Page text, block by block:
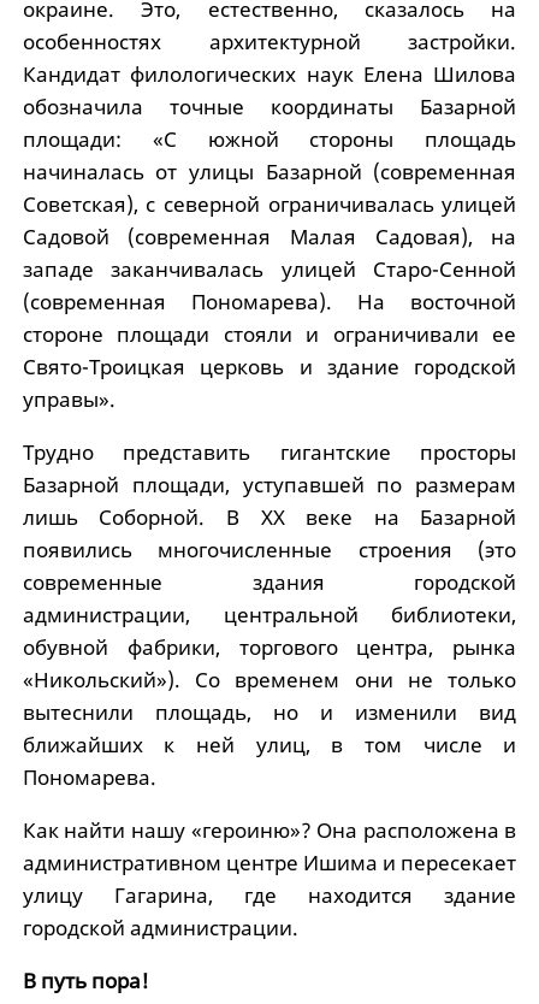
окраине. Это, естественно, сказалось на
особенностях архитектурной застройки.
Кандидат филологических наук Елена Шилова
обозначила точные координаты Базарной
площади: «С южной стороны площадь
начиналась от улицы Базарной (современная
Советская), с северной ограничивалась улицей
Садовой (современная Малая Садовая), на
западе заканчивалась улицей Старо-Сенной
(современная Пономарева). На восточной
стороне площади стояли и ограничивали ее
Свято-Троицкая церковь и здание городской
управы».
Трудно представить гигантские просторы
Базарной площади, уступавшей по размерам
лишь Соборной. В XX веке на Базарной
появились многочисленные строения (это
современные здания городской
администрации, центральной библиотеки,
обувной фабрики, торгового центра, рынка
«Никольский»). Со временем они не только
вытеснили площадь, но и изменили вид
ближайших к ней улиц, в том числе и
Пономарева.
Как найти нашу «героиню»? Она расположена в
административном центре Ишима и пересекает
улицу Гагарина, где находится здание
городской администрации.
В путь пора!